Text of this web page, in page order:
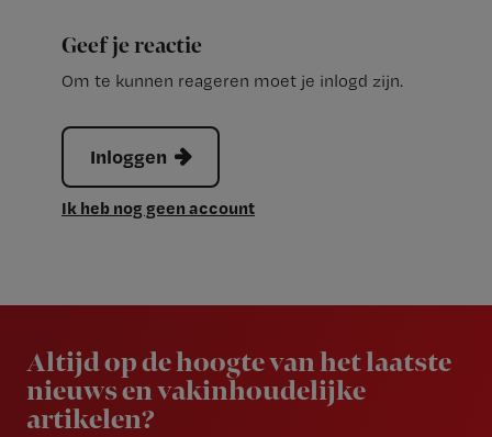
Geef je reactie
Om te kunnen reageren moet je inlogd zijn.
Inloggen
Ik heb nog geen account
Altijd op de hoogte van het laatste
nieuws en vakinhoudelijke
artikelen?